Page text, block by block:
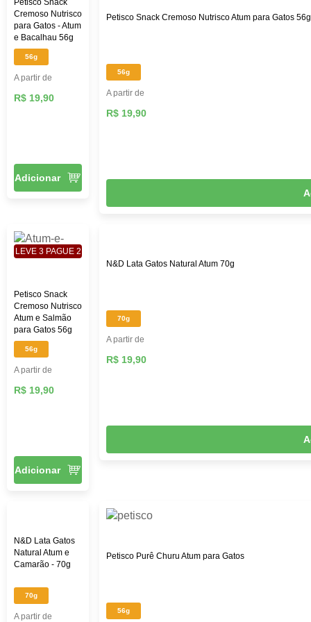
Petisco Snack
Cremoso Nutrisco
para Gatos - Atum
e Bacalhau 56g
56g
A partir de
R$ 19,90
Adicionar
Petisco Snack Cremoso Nutrisco Atum para Gatos 56g
56g
A partir de
R$ 19,90
LEVE 3 PAGUE 2
Petisco Snack
Cremoso Nutrisco
Atum e Salmão
para Gatos 56g
56g
A partir de
R$ 19,90
Adicionar
N&D Lata Gatos Natural Atum 70g
70g
A partir de
R$ 19,90
N&D Lata Gatos
Natural Atum e
Camarão - 70g
70g
A partir de
Petisco Purê Churu Atum para Gatos
56g